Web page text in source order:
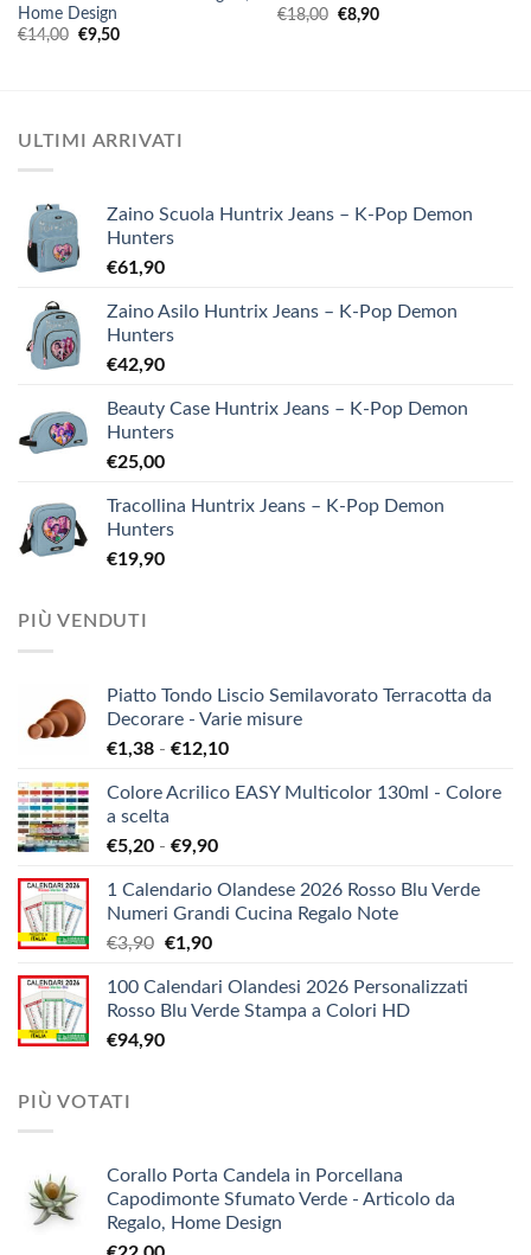
Home Design
€14,00 Il
€9,50Il
€18,00 Il
€8,90Il
ULTIMI ARRIVATI
Zaino Scuola Huntrix Jeans – K-Pop Demon
Hunters
€61,90
Zaino Asilo Huntrix Jeans – K-Pop Demon
Hunters
€42,90
Beauty Case Huntrix Jeans – K-Pop Demon
Hunters
€25,00
Tracollina Huntrix Jeans – K-Pop Demon
Hunters
€19,90
PIÙ VENDUTI
Piatto Tondo Liscio Semilavorato Terracotta da
Decorare - Varie misure
€1,38 - €12,10Fascia
prezzo:
€12,10
Colore Acrilico EASY Multicolor 130ml - Colore
a scelta
€5,20 - €9,90Fascia
prezzo:
da
€9,90
1 Calendario Olandese 2026 Rosso Blu Verde
Numeri Grandi Cucina Regalo Note
€3,90 Il
originale
era:
€3,90.
€1,90Il
attuale
è:
100 Calendari Olandesi 2026 Personalizzati
Rosso Blu Verde Stampa a Colori HD
€94,90
PIÙ VOTATI
Corallo Porta Candela in Porcellana
Capodimonte Sfumato Verde - Articolo da
Regalo, Home Design